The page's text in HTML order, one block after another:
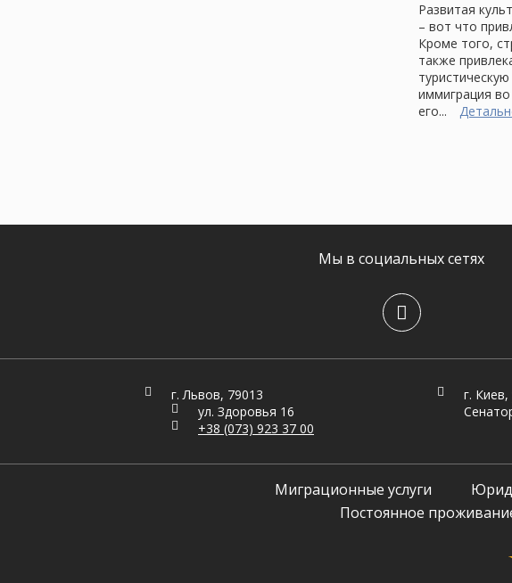
Развитая
– вот что
Кроме того,
также
иммиграция
его...
Мы в социальных сетях
г. Львов, 79013
ул. Здоровья 16
+38 (073) 923 37 00
г.
Миграционные услуги
Постоянное